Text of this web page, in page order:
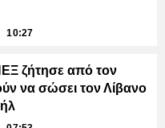
10:27
ζήτησε από τον
να σώσει τον Λίβανο